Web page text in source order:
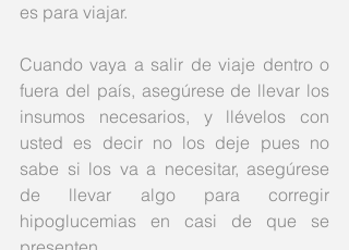
es para viajar.
Cuando vaya a salir de viaje dentro o
fuera del país, asegúrese de llevar los
insumos necesarios, y llévelos con
usted es decir no los deje pues no
sabe si los va a necesitar, asegúrese
de llevar algo para corregir
hipoglucemias en casi de que se